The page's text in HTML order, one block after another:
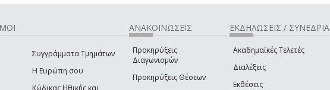
Συγγράμματα Τμημάτων
Η Ευρώπη σου
Κώδικας Ηθικής και
ΑΝΑΚΟΙΝΩΣΕΙΣ
Προκηρύξεις
Διαγωνισμών
Προκηρύξεις Θέσεων
ΕΚΔΗΛΩΣΕΙΣ / ΣΥΝΕΔΡΙΑ
Ακαδημαϊκές Τελετές
Διαλέξεις
Εκθέσεις